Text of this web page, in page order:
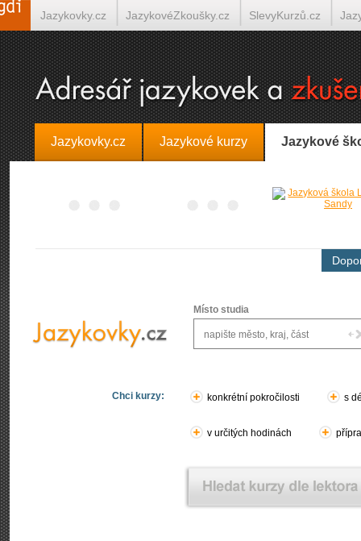
Jazykovky.cz Jazykové kurzy Jazykové
Místo studia
Chci kurzy: konkrétní pokročilosti s
v určitých hodinách
Jazykovky.cz JazykovéZkoušky.cz SlevyKurzů.cz
Španělština on-line Italština on-line Tlumočení-